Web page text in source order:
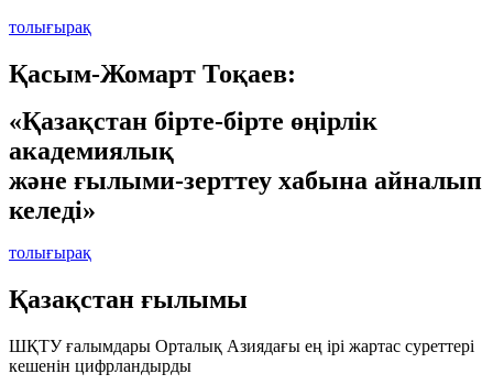
толығырақ
Қасым-Жомарт Тоқаев:
«Қазақстан бірте-бірте өңірлік
академиялық
және ғылыми-зерттеу хабына айналып
келеді»
толығырақ
Қазақстан ғылымы
ШҚТУ ғалымдары Орталық Азиядағы ең ірі жартас суреттері
кешенін цифрландырды